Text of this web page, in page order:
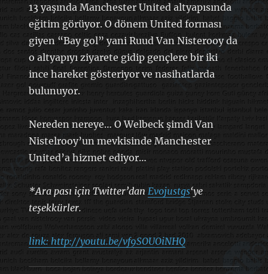
13 yaşında Manchester United altyapısında
eğitim görüyor. O dönem United forması
giyen “Bay gol” yani Ruud Van Nisterooy da
o altyapıyı ziyarete gidip gençlere bir iki
ince hareket gösteriyor ve nasihatlarda
bulunuyor.
Nereden nereye… O Welbeck şimdi Van
Nistelrooy’un mevkisinde Manchester
United’a hizmet ediyor…
*Ara pası için Twitter’dan Evojustgs‘ye
teşekkürler.
link: http://youtu.be/vf9SOUOiNHQ